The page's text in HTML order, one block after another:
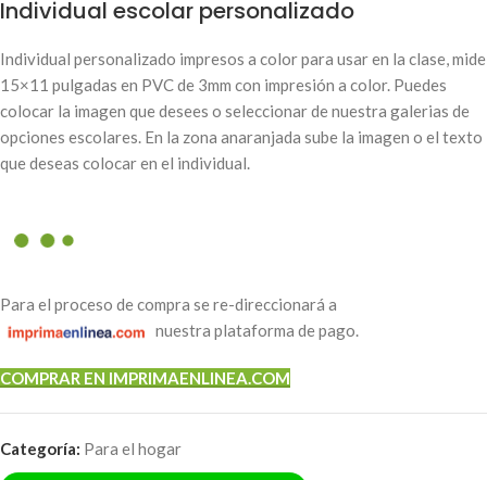
Individual escolar personalizado
Individual personalizado impresos a color para usar en la clase, mide
15×11 pulgadas en PVC de 3mm con impresión a color. Puedes
colocar la imagen que desees o seleccionar de nuestra galerias de
opciones escolares. En la zona anaranjada sube la imagen o el texto
que deseas colocar en el individual.
Para el proceso de compra se re-direccionará a
nuestra plataforma de pago.
COMPRAR EN IMPRIMAENLINEA.COM
Categoría: Para el hogar